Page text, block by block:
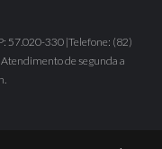
57.020-330 |Telefone: (82)
de segunda a